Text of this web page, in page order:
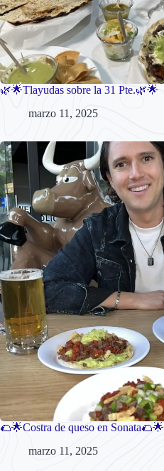
🌿🌟Tlayudas sobre la 31 Pte.🌿🌟
marzo 11, 2025
🌮🌟Costra de queso en Sonata🌮🌟
marzo 11, 2025